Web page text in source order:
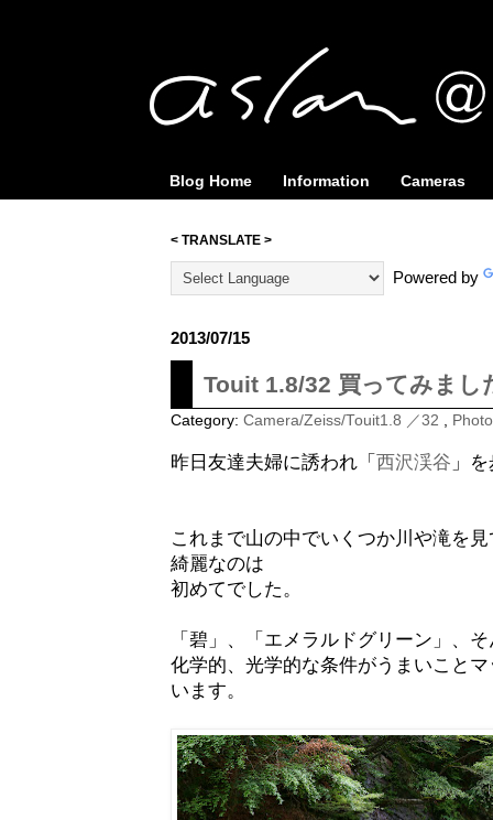
Blog Home Information Cameras
< TRANSLATE >
Powered by
2013/07/15
Touit 1.8/32 買ってみまし
Category: Camera/Zeiss/Touit1.8 ／32
昨日友達夫婦に誘われ「 西沢渓谷 」
これまで山の中でいくつか川や滝を
綺麗なのは
初めてでした。
「碧」、「エメラルドグリーン」、
化学的、光学的な条件がうまいこと
います。